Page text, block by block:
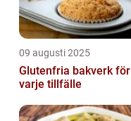
09 augusti 2025
Glutenfria bakverk för
varje tillfälle